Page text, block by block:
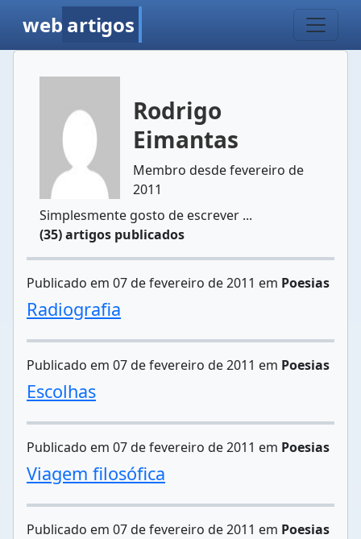
web artigos
Rodrigo
Eimantas
Membro desde fevereiro de
2011
Simplesmente gosto de escrever ...
(35) artigos publicados
Publicado em 07 de fevereiro de 2011 em Poesias
Radiografia
Publicado em 07 de fevereiro de 2011 em Poesias
Escolhas
Publicado em 07 de fevereiro de 2011 em Poesias
Viagem filosófica
Publicado em 07 de fevereiro de 2011 em Poesias